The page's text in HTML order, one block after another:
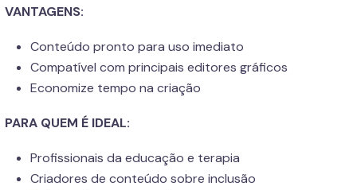
VANTAGENS:
Conteúdo pronto para uso imediato
Compatível com principais editores gráficos
Economize tempo na criação
PARA QUEM É IDEAL:
Profissionais da educação e terapia
Criadores de conteúdo sobre inclusão